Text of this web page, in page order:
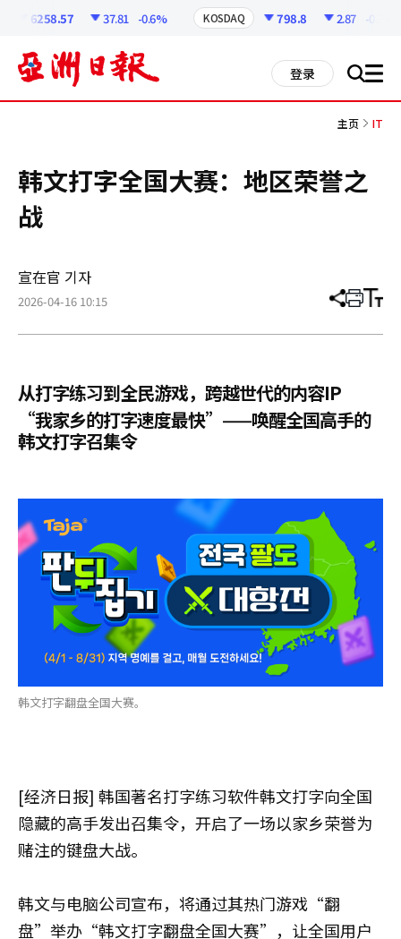
6258.57 37.81 -0.6% KOSDAQ 798.8 2.87 -0.36%
登录 搜 all
主页 IT
韩文打字全国大赛：地区荣誉之
战
宣在官 기자
2026-04-16 10:15 分
章
打 调
小
从打字练习到全民游戏，跨越世代的内容IP
“我家乡的打字速度最快”——唤醒全国高手的
韩文打字召集令
韩文打字翻盘全国大赛。
[经济日报] 韩国著名打字练习软件韩文打字向全国
隐藏的高手发出召集令，开启了一场以家乡荣誉为
赌注的键盘大战。
韩文与电脑公司宣布，将通过其热门游戏“翻
盘”举办“韩文打字翻盘全国大赛”，让全国用户